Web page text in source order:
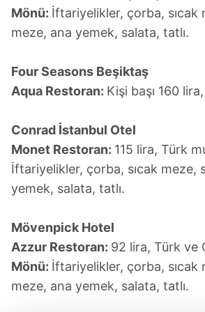
Mönü: İftariyelikler, çorba, sıcak
meze, ana yemek, salata, tatlı.
Four Seasons Beşiktaş
Aqua Restoran: Kişi başı 160
Conrad İstanbul Otel
Monet Restoran: 115 lira, Türk
İftariyelikler, çorba, sıcak meze,
yemek, salata, tatlı.
Mövenpick Hotel
Azzur Restoran: 92 lira, Türk ve
Mönü: İftariyelikler, çorba, sıcak
meze, ana yemek, salata, tatlı.